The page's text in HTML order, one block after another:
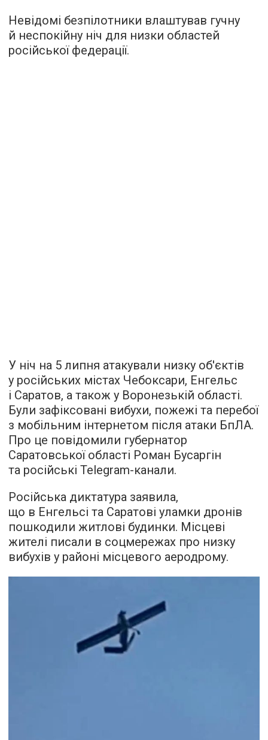
Невідомі безпілотники влаштував гучну
й неспокійну ніч для низки областей
російської федерації.
У ніч на 5 липня атакували низку об'єктів
у російських містах Чебоксари, Енгельс
і Саратов, а також у Воронезькій області.
Були зафіксовані вибухи, пожежі та перебої
з мобільним інтернетом після атаки БпЛА.
Про це повідомили губернатор
Саратовської області Роман Бусаргін
та російські Telegram-канали.
Російська диктатура заявила,
що в Енгельсі та Саратові уламки дронів
пошкодили житлові будинки. Місцеві
жителі писали в соцмережах про низку
вибухів у районі місцевого аеродрому.